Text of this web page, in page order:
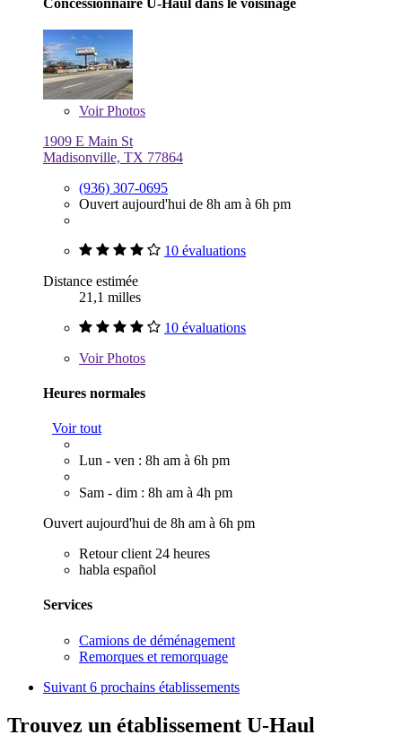
VoirPhotos
1909 E Main St
Madisonville, TX 77864
(936) 307-0695
Ouvert aujourd'hui de 8h am à 6h pm
10 évaluations
Distance estimée
21,1 milles
10 évaluations
VoirPhotos
Heures normales
Voir tout
Lun - ven : 8h am à 6h pm
Sam - dim : 8h am à 4h pm
Ouvert aujourd'hui de 8h am à 6h pm
Retour client 24 heures
habla español
Services
Camions de déménagement
Remorques et remorquage
Suivant 6 prochains établissements
Trouvez un établissement U-Haul